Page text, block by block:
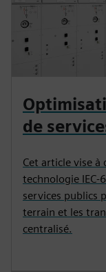
de
Cet article vise
technologie IEC-
services publics
terrain et les
centralisé.